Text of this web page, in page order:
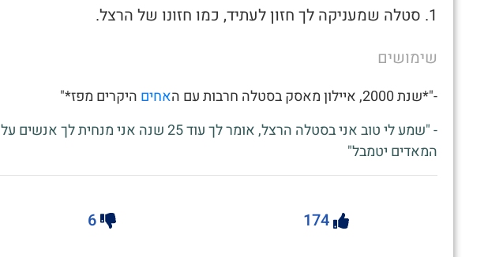
1. סטלה שמעניקה לך חזון לעתיד, כמו חזונו של הרצל.
שימושים
-"*שנת 2000, איילון מאסק בסטלה חרבות עם ה אחים היקרים מפז*"
- "שמע לי טוב אני בסטלה הרצל, אומר לך עוד 25 שנה אני מנחית לך אנשים על
המאדים יטמבל"
174
6